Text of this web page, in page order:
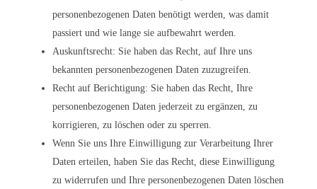
personenbezogenen Daten benötigt werden, was damit
passiert und wie lange sie aufbewahrt werden.
Auskunftsrecht: Sie haben das Recht, auf Ihre uns
bekannten personenbezogenen Daten zuzugreifen.
Recht auf Berichtigung: Sie haben das Recht, Ihre
personenbezogenen Daten jederzeit zu ergänzen, zu
korrigieren, zu löschen oder zu sperren.
Wenn Sie uns Ihre Einwilligung zur Verarbeitung Ihrer
Daten erteilen, haben Sie das Recht, diese Einwilligung
zu widerrufen und Ihre personenbezogenen Daten löschen